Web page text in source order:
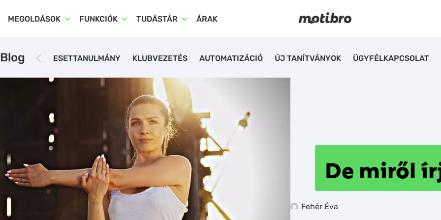
MEGOLDÁSOK FUNKCIÓK TUDÁSTÁR ÁRAK
Blog ESETTANULMÁNY KLUBVEZETÉS AUTOMATIZÁCIÓ ÚJ TANÍTVÁNYOK ÜGYFÉLKAPCSOLAT
De miről
Fehér Éva